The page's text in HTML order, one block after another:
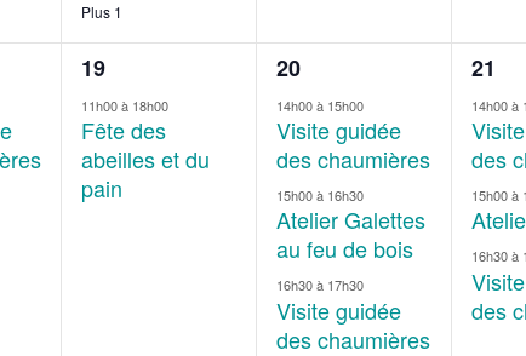
Plus 1
1
évènement,
19
11h00à 18h00
Fête des
abeilles et du
pain
3
évènements,
20
14h00à 15h00
Visite guidée
des chaumières
15h00à 16h30
Atelier Galettes
au feu de bois
16h30à 17h30
Visite guidée
des chaumières
3
21
14h00à
des
15h00à
16h30à
des